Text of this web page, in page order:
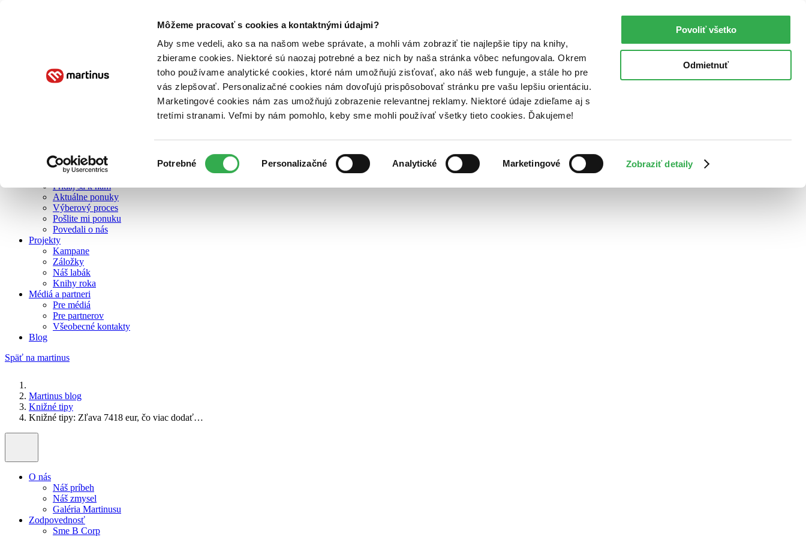
Môžeme pracovať s cookies a kontaktnými údajmi?
Aby sme vedeli, ako sa na našom webe správate, a mohli vám zobraziť tie najlepšie tipy na knihy,
zbierame cookies. Niektoré sú naozaj potrebné a bez nich by naša stránka vôbec nefungovala. Okrem
toho používame analytické cookies, ktoré nám umožňujú zisťovať, ako náš web funguje, a stále ho pre
vás zlepšovať. Personalizačné cookies nám dovoľujú prispôsobovať stránku pre vašu lepšiu orientáciu.
Marketingové cookies nám zas umožňujú zobrazenie relevantnej reklamy. Niektoré údaje zdieľame aj s
tretími stranami. Veľmi by nám pomohlo, keby sme mohli používať všetky tieto cookies. Ďakujeme!
súhlasu
Potrebné Personalizačné Analytické Marketingové Zobraziť detaily
Povoliť všetko
Odmietnuť
O nás
Zelený Martinus
Nerobíme rozdiely
Pridaj sa k nám
Aktuálne ponuky
Výberový proces
Pošlite mi ponuku
Povedali o nás
Projekty
Kampane
Záložky
Náš labák
Knihy roka
Médiá a partneri
Pre médiá
Pre partnerov
Všeobecné kontakty
Blog
Späť na martinus
Martinus blog
Knižné tipy
Knižné tipy: Zľava 7418 eur, čo viac dodať…
O nás
Náš príbeh
Náš zmysel
Galéria Martinusu
Zodpovednosť
Sme B Corp